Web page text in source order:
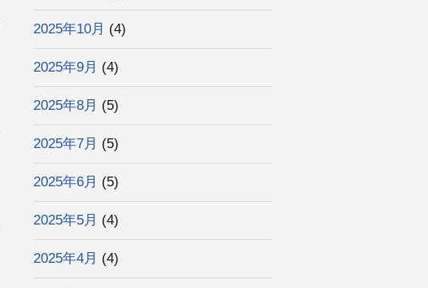
2025年10月 (4)
2025年9月 (4)
2025年8月 (5)
2025年7月 (5)
2025年6月 (5)
2025年5月 (4)
2025年4月 (4)